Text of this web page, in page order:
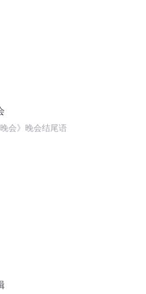
晚会》晚会结尾语